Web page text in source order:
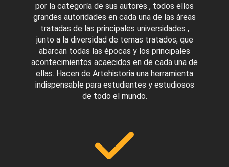
por la categoría de sus autores , todos ellos
grandes autoridades en cada una de las áreas
tratadas de las principales universidades ,
junto a la diversidad de temas tratados, que
abarcan todas las épocas y los principales
acontecimientos acaecidos en de cada una de
ellas. Hacen de Artehistoria una herramienta
indispensable para estudiantes y estudiosos
de todo el mundo.